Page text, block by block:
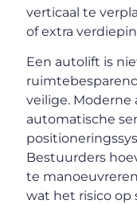
verticaal te
of extra
Een autolift is
veilige.
automatische
Bestuurders
te
wat het risico op